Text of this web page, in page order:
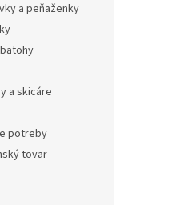
a peňaženky
a skicáre
potreby
tovar